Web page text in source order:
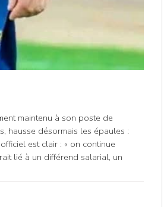
maintenu à son poste de
hausse désormais les épaules :
est clair : « on continue
lié à un différend salarial, un